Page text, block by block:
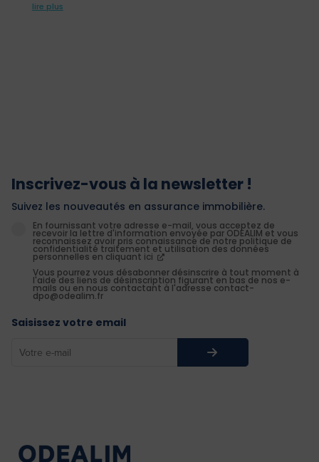
lire plus
Inscrivez-vous à la newsletter !
Suivez les nouveautés en assurance immobilière.
En fournissant votre adresse e-mail, vous acceptez de
recevoir la lettre d'information envoyée par ODEALIM et vous
reconnaissez avoir pris connaissance de notre politique de
confidentialité traitement et utilisation des données
personnelles en cliquant ici
Vous pourrez vous désabonner désinscrire à tout moment à
l'aide des liens de désinscription figurant en bas de nos e-
mails ou en nous contactant à l'adresse contact-
dpo@odealim.fr
Saisissez votre email